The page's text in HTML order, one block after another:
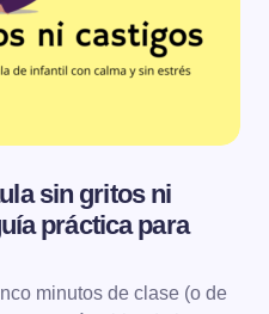
sin gritos ni
práctica para
minutos de clase (o de